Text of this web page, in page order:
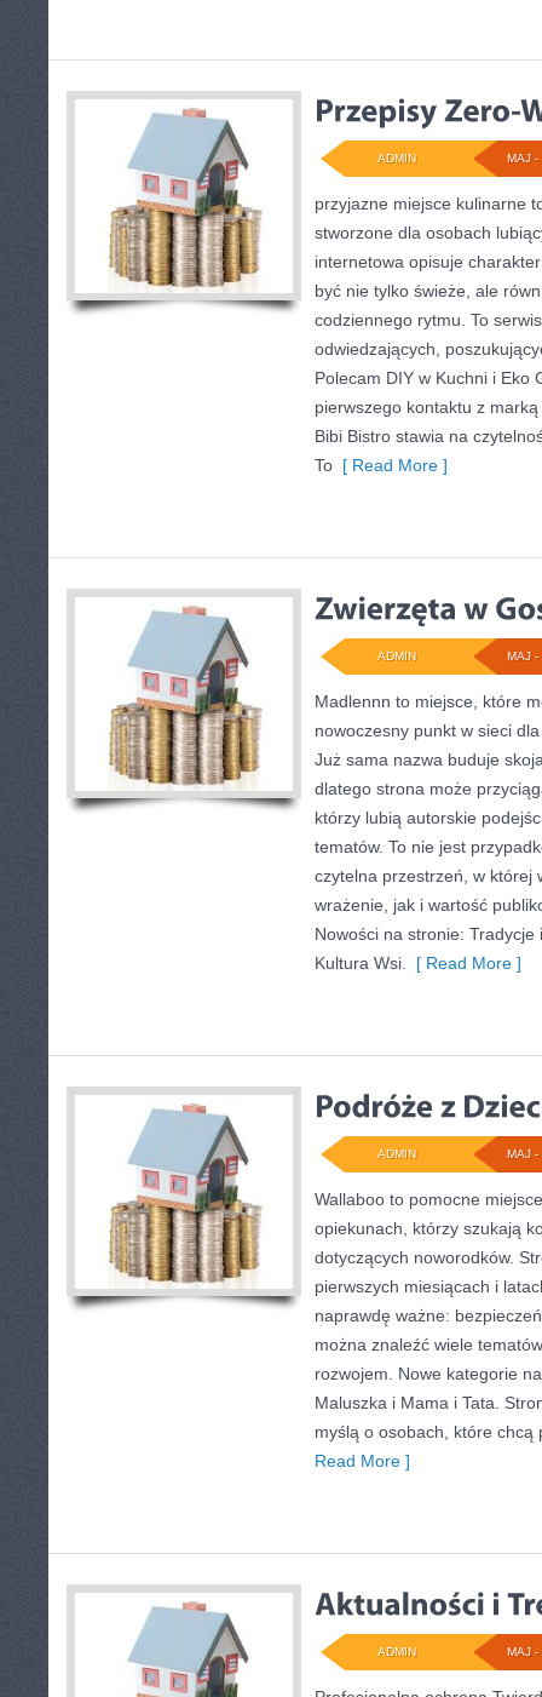
MAJ -
ADMIN
przyjazne miejsce kulinarne
stworzone dla osobach
internetowa opisuje
być nie tylko świeże, ale
codziennego rytmu. To
odwiedzających,
Polecam DIY w Kuchni i Eko
pierwszego kontaktu z
Bibi Bistro stawia na
To [ Read More ]
MAJ -
ADMIN
Madlennn to miejsce, które
nowoczesny punkt w sieci
Już sama nazwa buduje
dlatego strona może
którzy lubią autorskie
tematów. To nie jest
czytelna przestrzeń, w której
wrażenie, jak i wartość
Nowości na stronie:
Kultura Wsi.
[ Read More ]
MAJ -
ADMIN
Wallaboo to pomocne
opiekunach, którzy szukają
dotyczących noworodków.
pierwszych miesiącach i
naprawdę ważne:
można znaleźć wiele
rozwojem. Nowe kategorie
Maluszka i Mama i Tata.
myślą o osobach, które chcą
Read More ]
MAJ -
ADMIN